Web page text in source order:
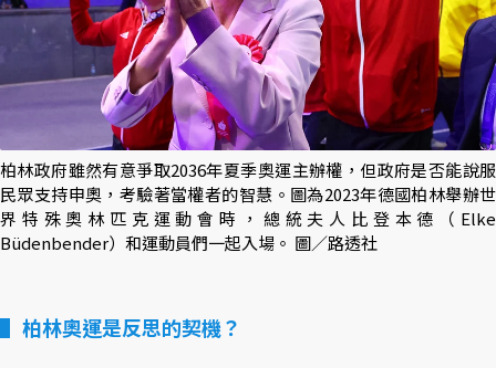
柏林政府雖然有意爭取2036年夏季奧運主辦權，但政府是否能說服
民眾支持申奧，考驗著當權者的智慧。圖為2023年德國柏林舉辦世
界特殊奧林匹克運動會時，總統夫人比登本德（Elke
Büdenbender）和運動員們一起入場。 圖／路透社
柏林奧運是反思的契機？